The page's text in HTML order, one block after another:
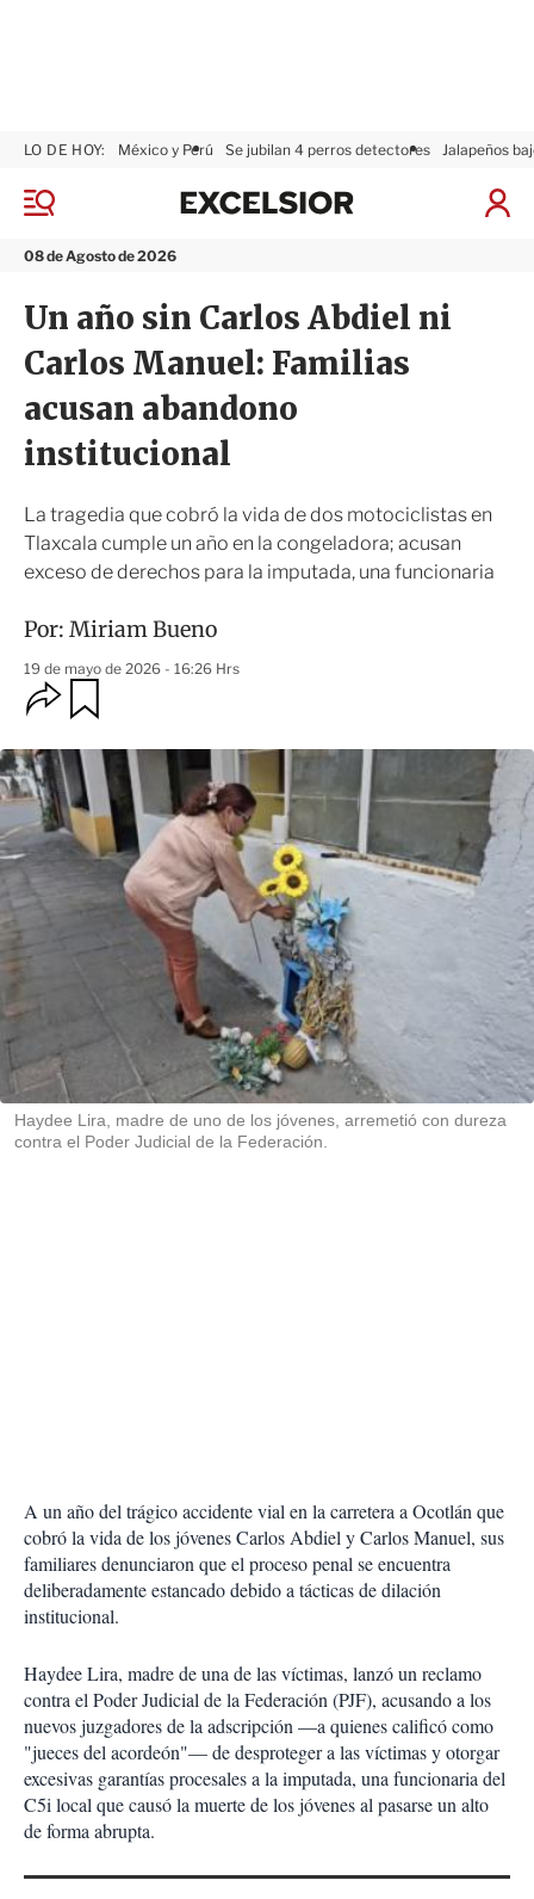
M
n
08 de Agosto de 2026
LO DE HOY: México y Perú Se jubilan 4 perros detectores Jalapeños
I
x
s
i
o
r
Un año sin Carlos Abdiel ni
Carlos Manuel: Familias
acusan abandono
institucional
La tragedia que cobró la vida de dos motociclistas en
Tlaxcala cumple un año en la congeladora; acusan
exceso de derechos para la imputada, una funcionaria
Por: Miriam Bueno
19 de mayo de 2026 - 16:26 Hrs
O
p
i
o
n
e
s
d
m
i
r
r
d
a
r
Haydee Lira, madre de uno de los jóvenes, arremetió con dureza
contra el Poder Judicial de la Federación.
A un año del trágico accidente vial en la carretera a Ocotlán que
cobró la vida de los jóvenes Carlos Abdiel y Carlos Manuel, sus
familiares denunciaron que el proceso penal se encuentra
deliberadamente estancado debido a tácticas de dilación
institucional.
Haydee Lira, madre de una de las víctimas, lanzó un reclamo
contra el Poder Judicial de la Federación (PJF), acusando a los
nuevos juzgadores de la adscripción —a quienes calificó como
"jueces del acordeón"— de desproteger a las víctimas y otorgar
excesivas garantías procesales a la imputada, una funcionaria del
C5i local que causó la muerte de los jóvenes al pasarse un alto
de forma abrupta.